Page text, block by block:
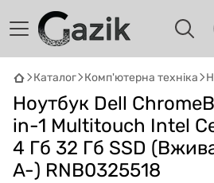
Каталог Комп'ютерна техніка
Ноутбук Dell
in-1 Multitouch Intel
4 Гб 32 Гб SSD
A-) RNB0325518
GAZIK AI
Онлайн · пошук техніки
Привіт! 👋 Я Gazik AI —
підібрати вживану